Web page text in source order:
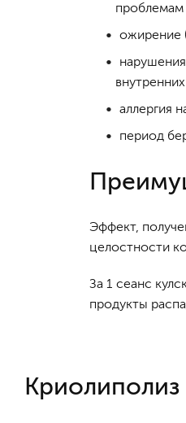
проблемам
ожирение
аллергия
период
Эффект,
целостности
За 1 сеанс
продукты